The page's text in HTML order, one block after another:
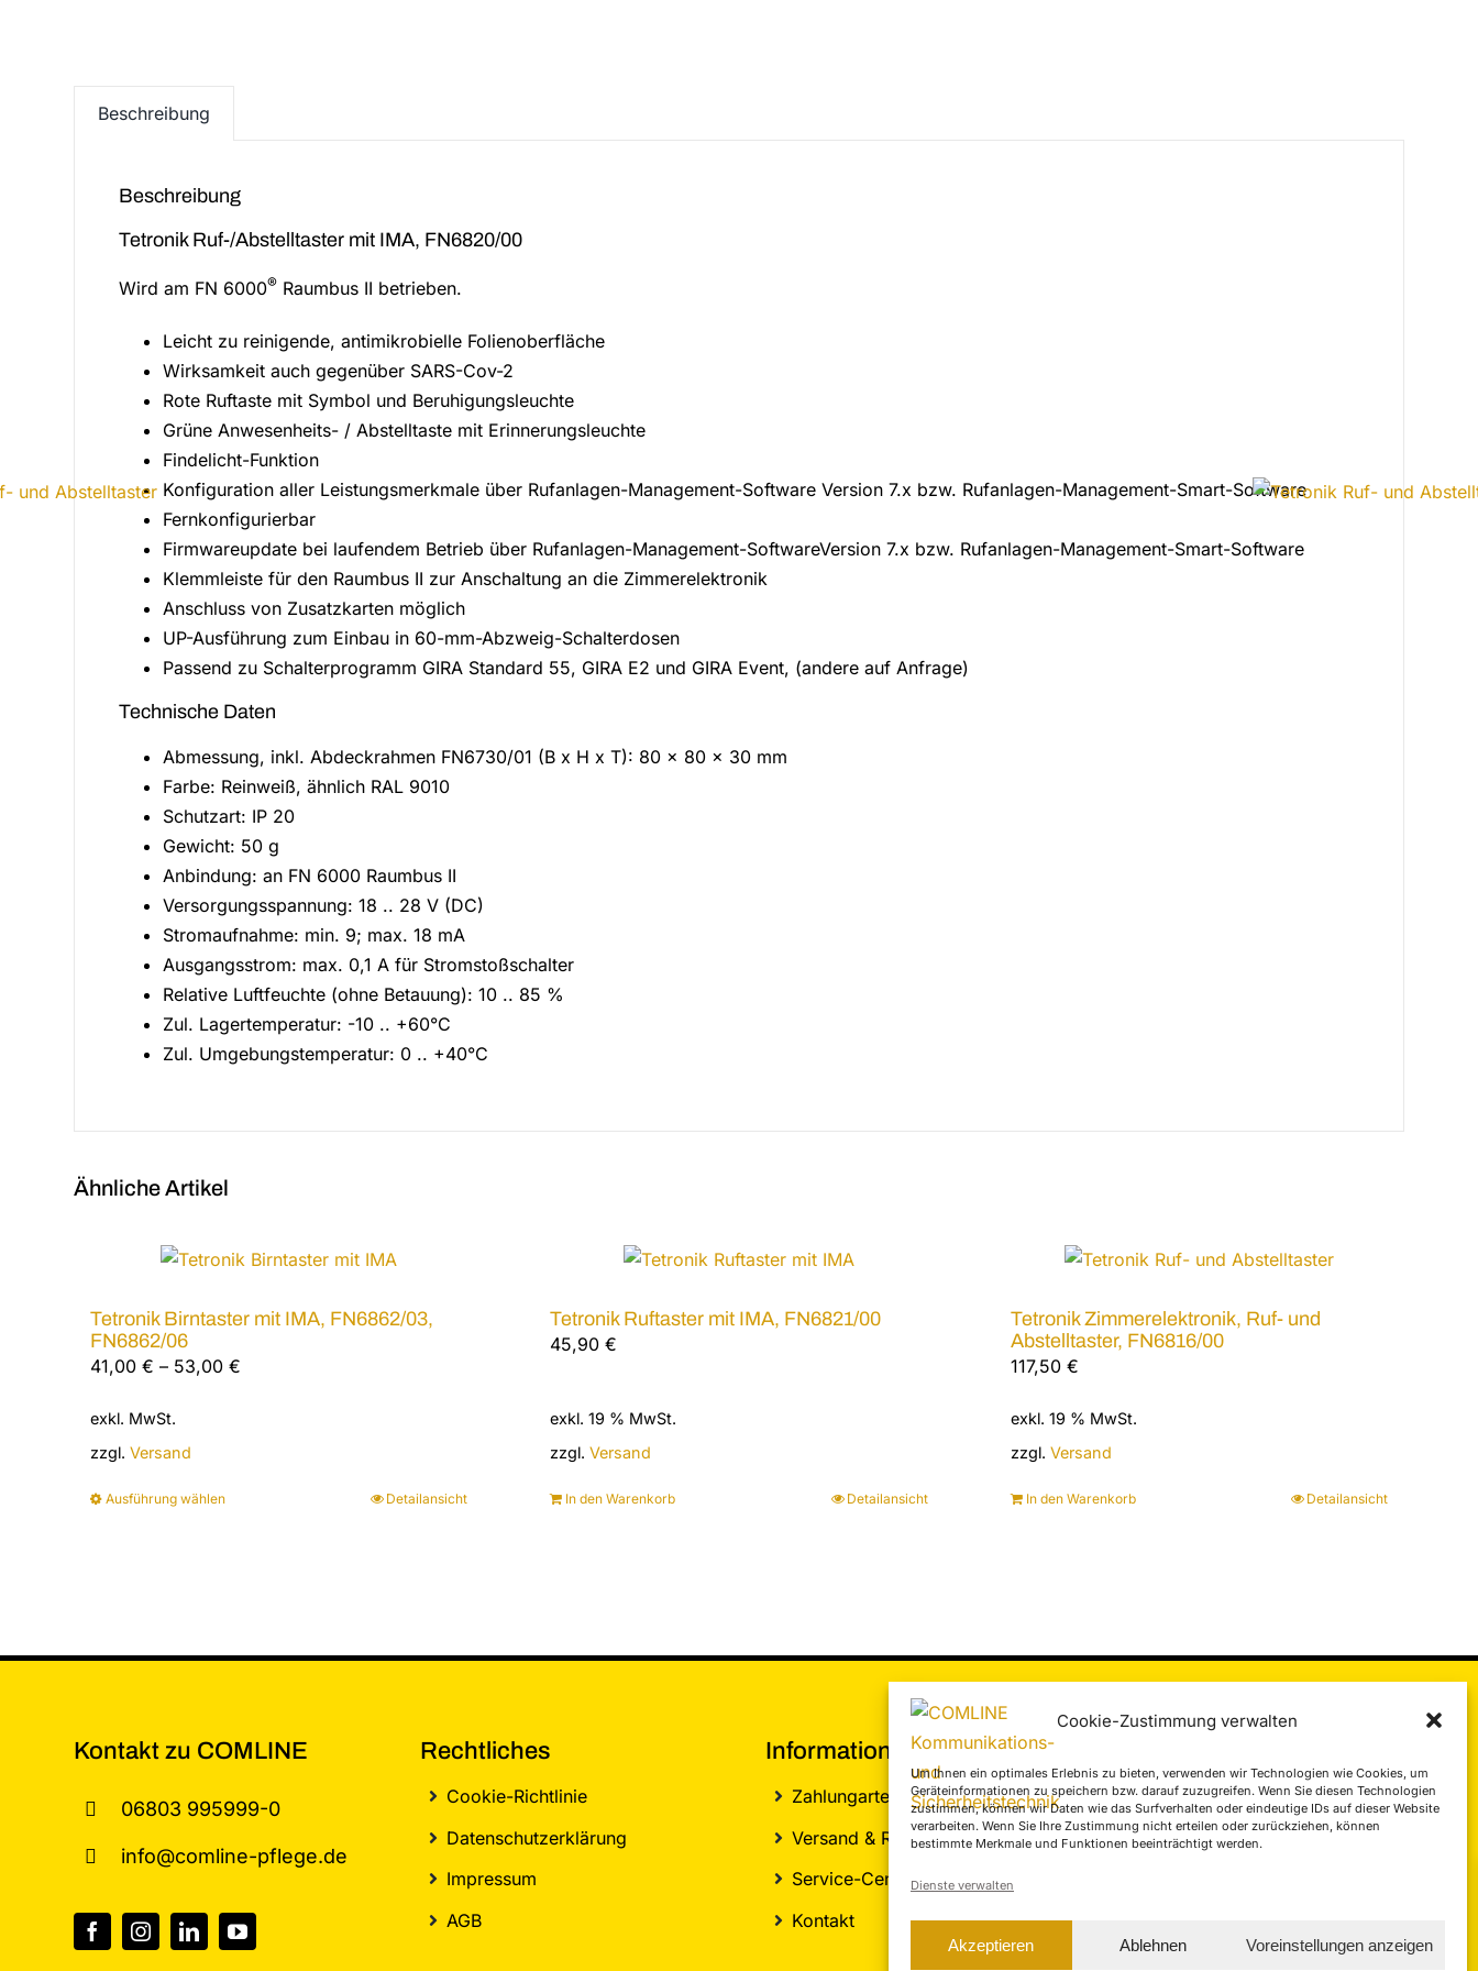
Cookie-Zustimmung verwalten
Um Ihnen ein optimales Erlebnis zu bieten, verwenden wir Technologien wie Cookies, um
Geräteinformationen zu speichern bzw. darauf zuzugreifen. Wenn Sie diesen Technologien
zustimmen, können wir Daten wie das Surfverhalten oder eindeutige IDs auf dieser Website
verarbeiten. Wenn Sie Ihre Zustimmung nicht erteilen oder zurückziehen, können
bestimmte Merkmale und Funktionen beeinträchtigt werden.
Dienste verwalten
Akzeptieren Ablehnen Voreinstellungen anzeigen
Beschreibung
Beschreibung
Tetronik Ruf-/Abstelltaster mit IMA, FN6820/00
Wird am FN 6000® Raumbus II betrieben.
Leicht zu reinigende, antimikrobielle Folienoberfläche
Wirksamkeit auch gegenüber SARS-Cov-2
Rote Ruftaste mit Symbol und Beruhigungsleuchte
Grüne Anwesenheits- / Abstelltaste mit Erinnerungsleuchte
Findelicht-Funktion
Konfiguration aller Leistungsmerkmale über Rufanlagen-Management-Software Version 7.x bzw. Rufanlagen-Management-Smart-Software
Fernkonfigurierbar
Firmwareupdate bei laufendem Betrieb über Rufanlagen-Management-SoftwareVersion 7.x bzw. Rufanlagen-Management-Smart-Software
Klemmleiste für den Raumbus II zur Anschaltung an die Zimmerelektronik
Anschluss von Zusatzkarten möglich
UP-Ausführung zum Einbau in 60-mm-Abzweig-Schalterdosen
Passend zu Schalterprogramm GIRA Standard 55, GIRA E2 und GIRA Event, (andere auf Anfrage)
Technische Daten
Abmessung, inkl. Abdeckrahmen FN6730/01 (B x H x T): 80 x 80 x 30 mm
Farbe: Reinweiß, ähnlich RAL 9010
Schutzart: IP 20
Gewicht: 50 g
Anbindung: an FN 6000 Raumbus II
Versorgungsspannung: 18 .. 28 V (DC)
Stromaufnahme: min. 9; max. 18 mA
Ausgangsstrom: max. 0,1 A für Stromstoßschalter
Relative Luftfeuchte (ohne Betauung): 10 .. 85 %
Zul. Lagertemperatur: -10 .. +60°C
Zul. Umgebungstemperatur: 0 .. +40°C
Ähnliche Artikel
Tetronik Birntaster mit IMA, FN6862/03,
FN6862/06
41,00€ – 53,00€
exkl. MwSt.
zzgl.Versand
Ausführung wählenDieses
auf.
können
der
gewählt
Detailansicht
Tetronik Ruftaster mit IMA, FN6821/00
45,90€
exkl. 19 % MwSt.
zzgl.Versand
In den Warenkorb Detailansicht
Tetronik Zimmerelektronik, Ruf- und
Abstelltaster, FN6816/00
117,50 €
exkl. 19 % MwSt.
zzgl. Versand
In den Warenkorb Detailansicht
Kontakt zu COMLINE
06803 995999-0
info@comline-pflege.de
Rechtliches
Cookie-Richtlinie
Datenschutzerklärung
Impressum
AGB
Informationen
Zahlungarten
Versand & Retoure
Service-Center
Kontakt
COMLINE Infobroschüre